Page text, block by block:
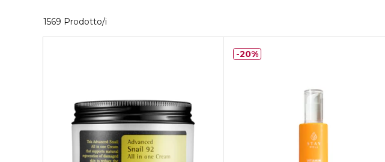
1569 Prodotto/i
20%